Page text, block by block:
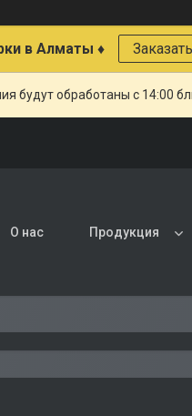
в Алматы ♦ Заказать
будут обработаны с 14:00
О нас Продукция